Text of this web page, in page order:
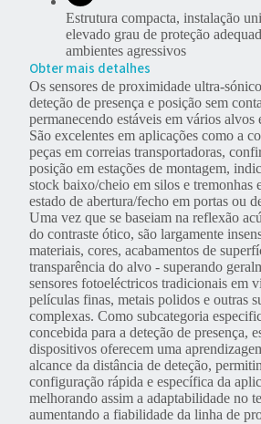
Estrutura compacta, instalação
elevado grau de proteção
ambientes agressivos
Obter mais detalhes
Os sensores de proximidade ultra-
deteção de presença e posição sem
permanecendo estáveis em vários alvos
São excelentes em aplicações como a
peças em correias transportadoras,
posição em estações de montagem,
stock baixo/cheio em silos e tremonhas
estado de abertura/fecho em portas ou
Uma vez que se baseiam na reflexão
do contraste ótico, são largamente
materiais, cores, acabamentos de
transparência do alvo - superando
sensores fotoeléctricos tradicionais em
películas finas, metais polidos e outras
complexas. Como subcategoria
concebida para a deteção de presença,
dispositivos oferecem uma
alcance da distância de deteção,
configuração rápida e específica da
melhorando assim a adaptabilidade no
aumentando a fiabilidade da linha de